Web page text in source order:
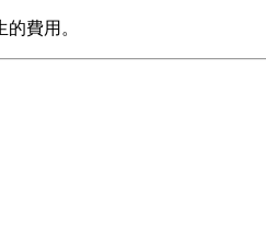
費用。